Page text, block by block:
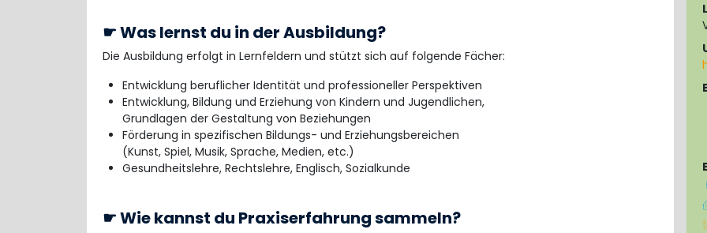
☛ Was lernst du in der Ausbildung?
Die Ausbildung erfolgt in Lernfeldern und stützt sich auf folgende Fächer:
Entwicklung beruflicher Identität und professioneller Perspektiven
Entwicklung, Bildung und Erziehung von Kindern und Jugendlichen,
Grundlagen der Gestaltung von Beziehungen
Förderung in spezifischen Bildungs- und Erziehungsbereichen
(Kunst, Spiel, Musik, Sprache, Medien, etc.)
Gesundheitslehre, Rechtslehre, Englisch, Sozialkunde
☛ Wie kannst du Praxiserfahrung sammeln?